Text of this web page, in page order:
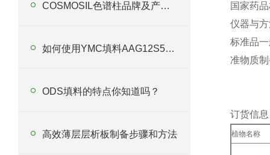
COSMOSIL色谱柱品牌及产品简概
如何使用YMC填料AAG12S50提升色谱分析精度？
ODS填料的特点你知道吗？
高效薄层层析板制备步骤和方法
国家药
仪器与
标准品
准物质
订货信息
植物名称